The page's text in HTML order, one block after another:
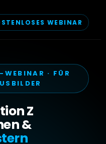
WEBINAR
· FÜR
Z
&